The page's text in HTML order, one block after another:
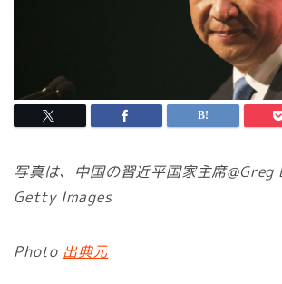
写真は、中国の習近平国家主席
Getty Images
Photo 出典元